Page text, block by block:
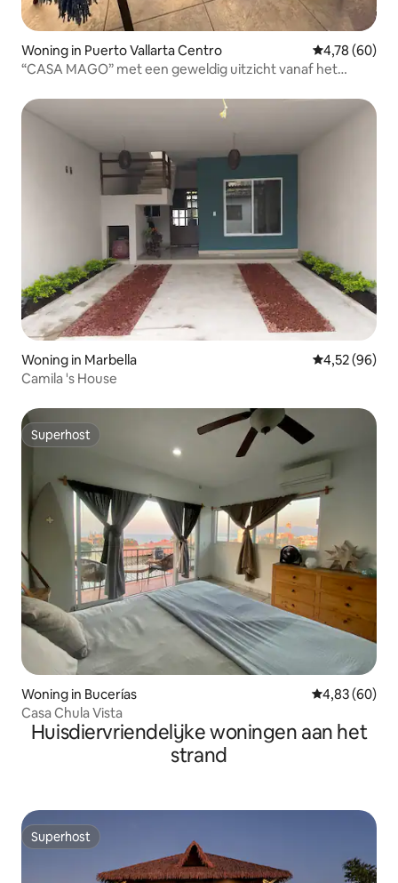
Woning in Puerto Vallarta Centro Gemiddelde
4,78 (60)
“CASA MAGO” met een geweldig uitzicht vanaf het
Woning in Marbella Gemiddelde
4,52 (96)
Camila 's House
Superhost
Superhost
Woning in Bucerías Gemiddelde
4,83 (60)
Casa Chula Vista
Huisdiervriendelijke woningen aan het
strand
Superhost
Superhost